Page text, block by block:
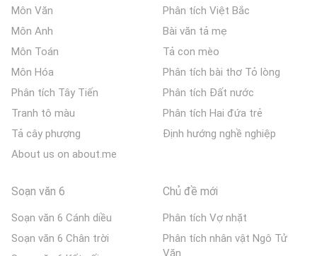
Môn Văn
Môn Anh
Môn Toán
Môn Hóa
Phân tích Tây Tiến
Tranh tô màu
Tả cây phượng
About us on about.me
Phân tích Việt Bắc
Bài văn tả mẹ
Tả con mèo
Phân tích bài thơ Tỏ lòng
Phân tích Đất nước
Phân tích Hai đứa trẻ
Định hướng nghề nghiệp
Soạn văn 6
Soạn văn 6 Cánh diều
Soạn văn 6 Chân trời
Chủ đề mới
Phân tích Vợ nhặt
Phân tích nhân vật Ngô Tử